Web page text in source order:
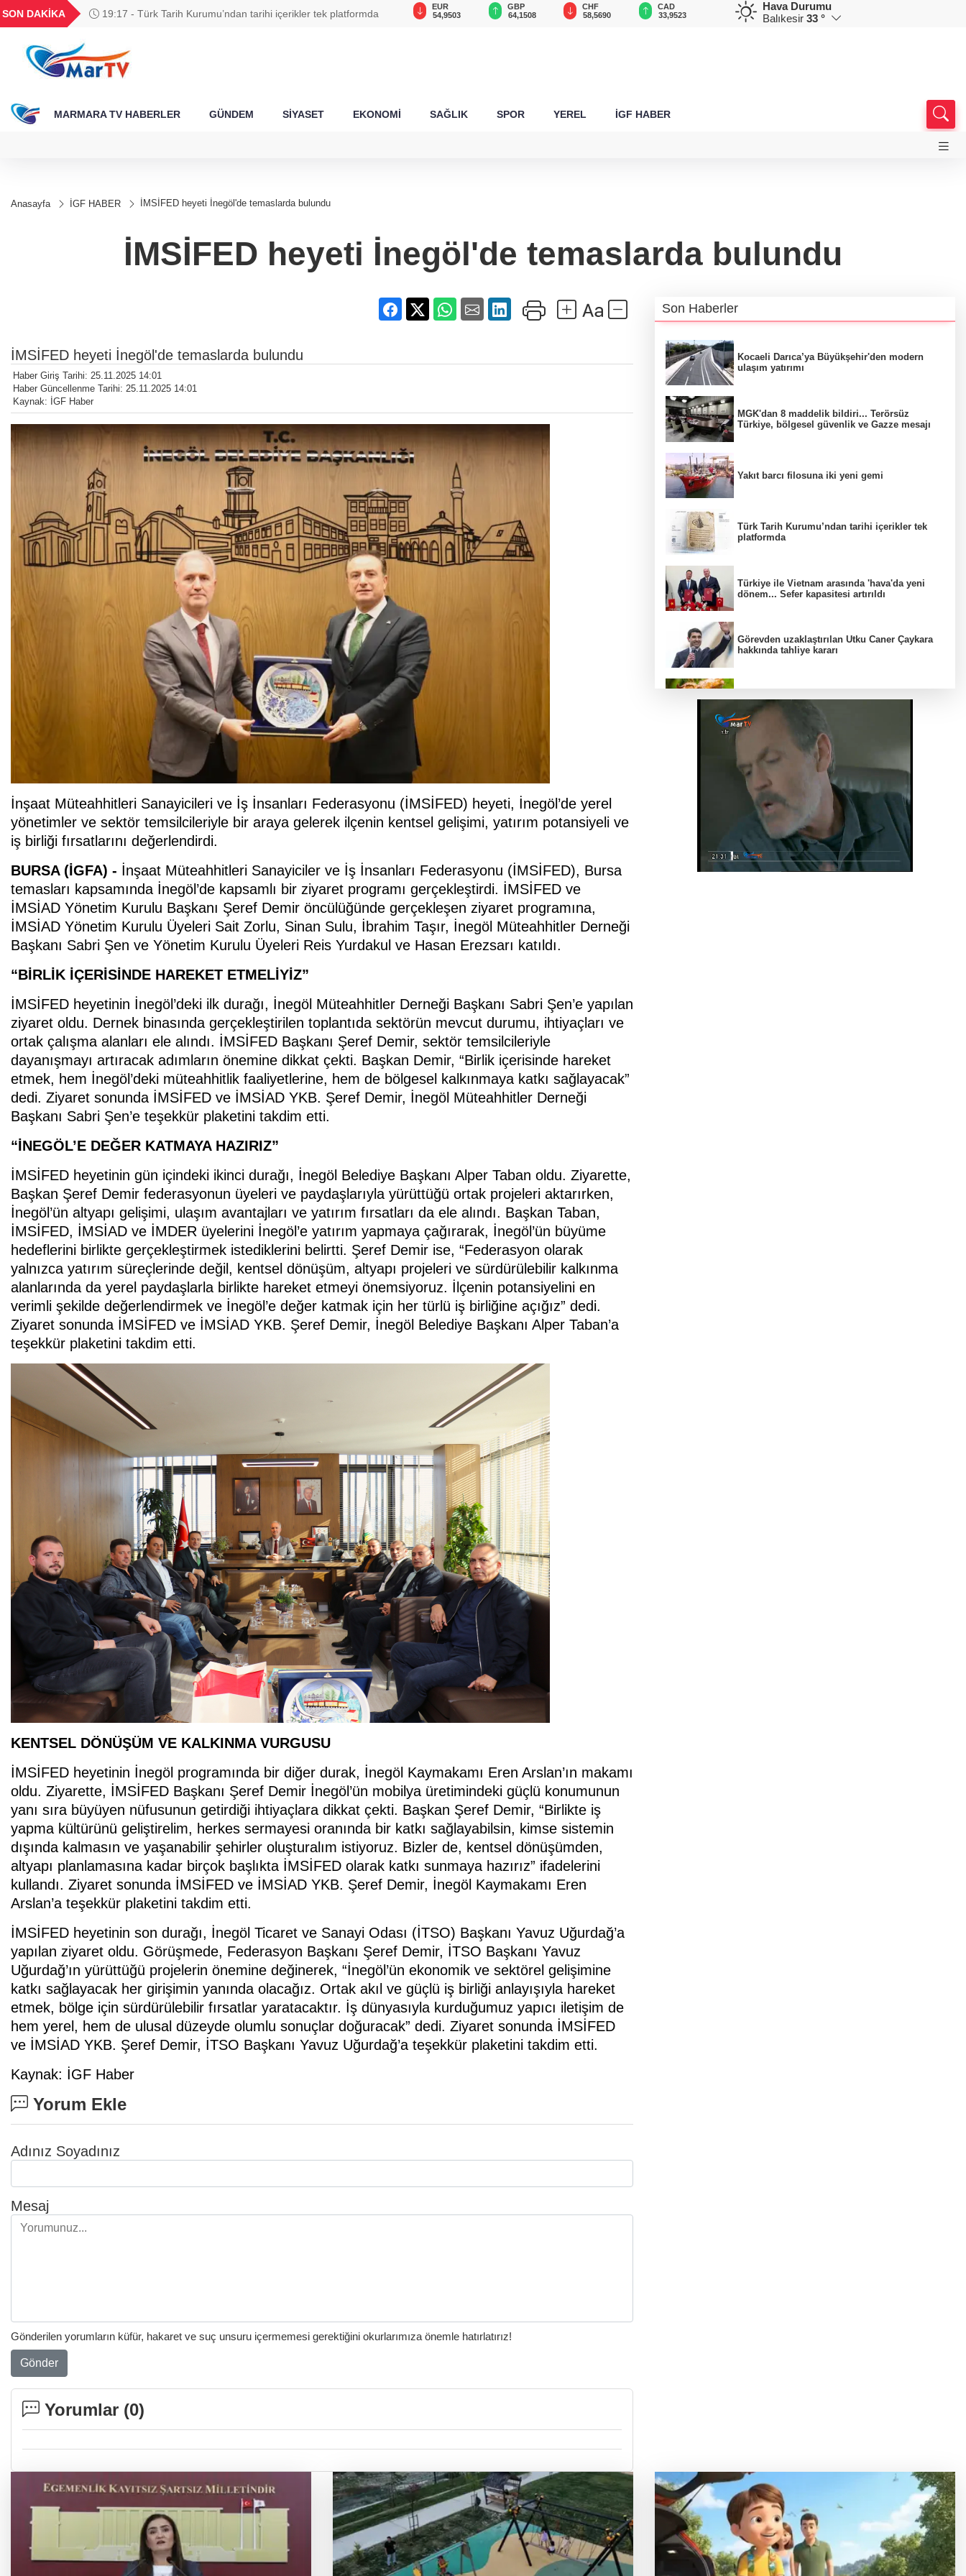
SON DAKİKA 19:17 - Türk Tarih Kurumu’ndan tarihi içerikler tek platformda
BGN
28,0626
0,0018
6.499,13
13.798,82
47,5871
EUR
54,9503
GBP
64,1508
CHF
58,5690
CAD
33,9523
RUB
0,5831
AED
12,9559
Hava Durumu
Balıkesir 33 °
MARMARA TV HABERLER GÜNDEM SİYASET EKONOMİ SAĞLIK SPOR YEREL İGF HABER
Anasayfa İGF HABER İMSİFED heyeti İnegöl'de temaslarda bulundu
İMSİFED heyeti İnegöl'de temaslarda bulundu
İMSİFED heyeti İnegöl'de temaslarda bulundu
Haber Giriş Tarihi: 25.11.2025 14:01
Haber Güncellenme Tarihi: 25.11.2025 14:01
Kaynak: İGF Haber
İnşaat Müteahhitleri Sanayicileri ve İş İnsanları Federasyonu (İMSİFED) heyeti, İnegöl’de yerel
yönetimler ve sektör temsilcileriyle bir araya gelerek ilçenin kentsel gelişimi, yatırım potansiyeli ve
iş birliği fırsatlarını değerlendirdi.
BURSA (İGFA) - İnşaat Müteahhitleri Sanayiciler ve İş İnsanları Federasyonu (İMSİFED), Bursa
temasları kapsamında İnegöl’de kapsamlı bir ziyaret programı gerçekleştirdi. İMSİFED ve
İMSİAD Yönetim Kurulu Başkanı Şeref Demir öncülüğünde gerçekleşen ziyaret programına,
İMSİAD Yönetim Kurulu Üyeleri Sait Zorlu, Sinan Sulu, İbrahim Taşır, İnegöl Müteahhitler Derneği
Başkanı Sabri Şen ve Yönetim Kurulu Üyeleri Reis Yurdakul ve Hasan Erezsarı katıldı.
“BİRLİK İÇERİSİNDE HAREKET ETMELİYİZ”
İMSİFED heyetinin İnegöl’deki ilk durağı, İnegöl Müteahhitler Derneği Başkanı Sabri Şen’e yapılan
ziyaret oldu. Dernek binasında gerçekleştirilen toplantıda sektörün mevcut durumu, ihtiyaçları ve
ortak çalışma alanları ele alındı. İMSİFED Başkanı Şeref Demir, sektör temsilcileriyle
dayanışmayı artıracak adımların önemine dikkat çekti. Başkan Demir, “Birlik içerisinde hareket
etmek, hem İnegöl’deki müteahhitlik faaliyetlerine, hem de bölgesel kalkınmaya katkı sağlayacak”
dedi. Ziyaret sonunda İMSİFED ve İMSİAD YKB. Şeref Demir, İnegöl Müteahhitler Derneği
Başkanı Sabri Şen’e teşekkür plaketini takdim etti.
“İNEGÖL’E DEĞER KATMAYA HAZIRIZ”
İMSİFED heyetinin gün içindeki ikinci durağı, İnegöl Belediye Başkanı Alper Taban oldu. Ziyarette,
Başkan Şeref Demir federasyonun üyeleri ve paydaşlarıyla yürüttüğü ortak projeleri aktarırken,
İnegöl’ün altyapı gelişimi, ulaşım avantajları ve yatırım fırsatları da ele alındı. Başkan Taban,
İMSİFED, İMSİAD ve İMDER üyelerini İnegöl’e yatırım yapmaya çağırarak, İnegöl’ün büyüme
hedeflerini birlikte gerçekleştirmek istediklerini belirtti. Şeref Demir ise, “Federasyon olarak
yalnızca yatırım süreçlerinde değil, kentsel dönüşüm, altyapı projeleri ve sürdürülebilir kalkınma
alanlarında da yerel paydaşlarla birlikte hareket etmeyi önemsiyoruz. İlçenin potansiyelini en
verimli şekilde değerlendirmek ve İnegöl’e değer katmak için her türlü iş birliğine açığız” dedi.
Ziyaret sonunda İMSİFED ve İMSİAD YKB. Şeref Demir, İnegöl Belediye Başkanı Alper Taban’a
teşekkür plaketini takdim etti.
KENTSEL DÖNÜŞÜM VE KALKINMA VURGUSU
İMSİFED heyetinin İnegöl programında bir diğer durak, İnegöl Kaymakamı Eren Arslan’ın makamı
oldu. Ziyarette, İMSİFED Başkanı Şeref Demir İnegöl’ün mobilya üretimindeki güçlü konumunun
yanı sıra büyüyen nüfusunun getirdiği ihtiyaçlara dikkat çekti. Başkan Şeref Demir, “Birlikte iş
yapma kültürünü geliştirelim, herkes sermayesi oranında bir katkı sağlayabilsin, kimse sistemin
dışında kalmasın ve yaşanabilir şehirler oluşturalım istiyoruz. Bizler de, kentsel dönüşümden,
altyapı planlamasına kadar birçok başlıkta İMSİFED olarak katkı sunmaya hazırız” ifadelerini
kullandı. Ziyaret sonunda İMSİFED ve İMSİAD YKB. Şeref Demir, İnegöl Kaymakamı Eren
Arslan’a teşekkür plaketini takdim etti.
İMSİFED heyetinin son durağı, İnegöl Ticaret ve Sanayi Odası (İTSO) Başkanı Yavuz Uğurdağ’a
yapılan ziyaret oldu. Görüşmede, Federasyon Başkanı Şeref Demir, İTSO Başkanı Yavuz
Uğurdağ’ın yürüttüğü projelerin önemine değinerek, “İnegöl’ün ekonomik ve sektörel gelişimine
katkı sağlayacak her girişimin yanında olacağız. Ortak akıl ve güçlü iş birliği anlayışıyla hareket
etmek, bölge için sürdürülebilir fırsatlar yaratacaktır. İş dünyasıyla kurduğumuz yapıcı iletişim de
hem yerel, hem de ulusal düzeyde olumlu sonuçlar doğuracak” dedi. Ziyaret sonunda İMSİFED
ve İMSİAD YKB. Şeref Demir, İTSO Başkanı Yavuz Uğurdağ’a teşekkür plaketini takdim etti.
Kaynak: İGF Haber
Yorum Ekle
Adınız Soyadınız
Mesaj
Gönderilen yorumların küfür, hakaret ve suç unsuru içermemesi gerektiğini okurlarımıza önemle hatırlatırız!
Gönder
Yorumlar (0)
Son Haberler
Kocaeli Darıca’ya Büyükşehir'den modern
ulaşım yatırımı
MGK'dan 8 maddelik bildiri... Terörsüz
Türkiye, bölgesel güvenlik ve Gazze mesajı
Yakıt barcı filosuna iki yeni gemi
Türk Tarih Kurumu’ndan tarihi içerikler tek
platformda
Türkiye ile Vietnam arasında 'hava'da yeni
dönem... Sefer kapasitesi artırıldı
Görevden uzaklaştırılan Utku Caner Çaykara
hakkında tahliye kararı
Ağustos'ta başlıyor
6 yıl önceki kaçak avın failleri tespit edildi! 5
yaban keçisi için ceza uygulandı
Carettalar yeni sezona hırslı başladı
Balıkesir'de Kepsut’a Kent Lokantası ve
altyapı desteği